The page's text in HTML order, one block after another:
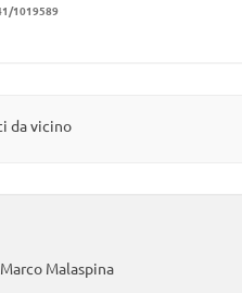
1019589
da vicino
Malaspina